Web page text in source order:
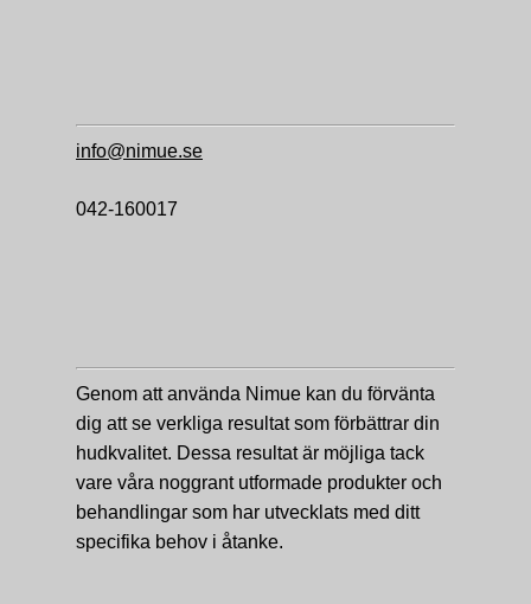
info@nimue.se
042-160017
Genom att använda Nimue kan du förvänta
dig att se verkliga resultat som förbättrar din
hudkvalitet. Dessa resultat är möjliga tack
vare våra noggrant utformade produkter och
behandlingar som har utvecklats med ditt
specifika behov i åtanke.